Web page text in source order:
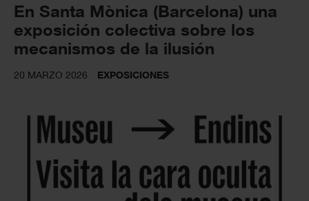
En Santa Mònica (Barcelona) una
exposición colectiva sobre los
mecanismos de la ilusión
20 MARZO 2026 EXPOSICIONES